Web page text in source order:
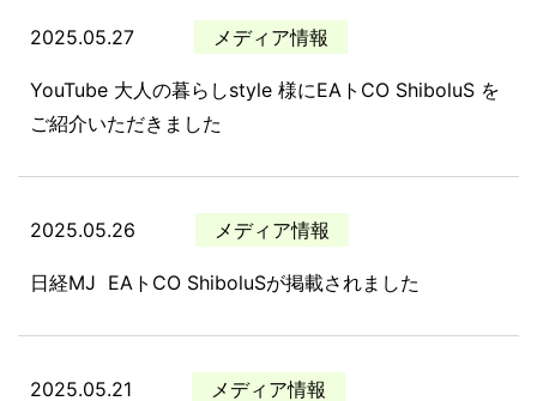
2025.05.27 メディア情報
YouTube 大人の暮らしstyle 様にEAトCO ShiboluS を
ご紹介いただきました
2025.05.26 メディア情報
日経MJ EAトCO ShiboluSが掲載されました
2025.05.21 メディア情報